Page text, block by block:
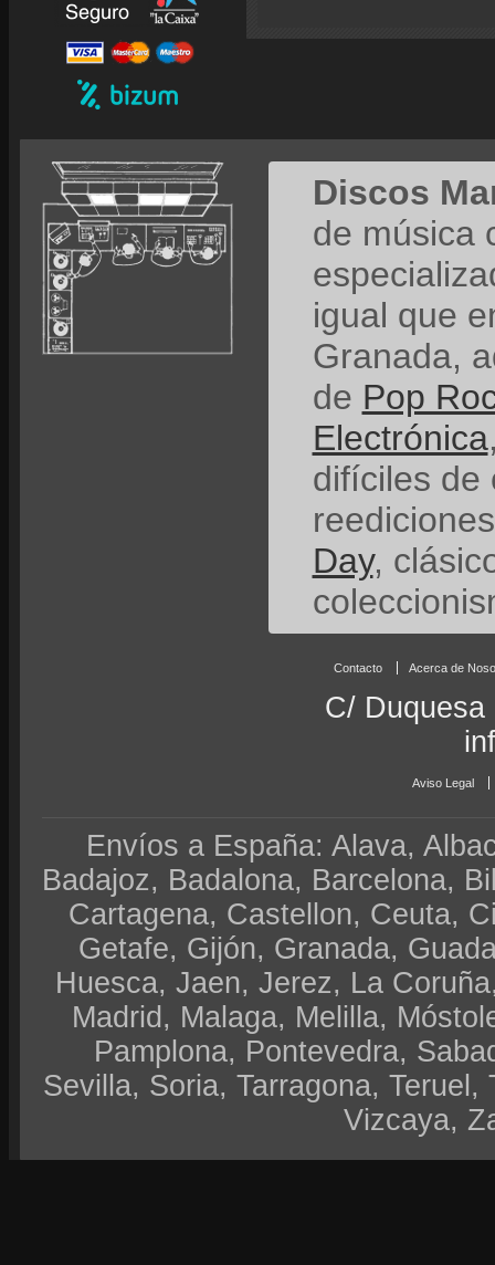
Discos
de música
igual que
Granada,
de Pop
Electrónica
difíciles de
Day,
Contacto Acerca de
C/ Duquesa
Aviso Legal
Envíos a España: Alava,
Badajoz, Badalona, Barcelona,
Cartagena, Castellon, Ceuta,
Getafe, Gijón, Granada,
Huesca, Jaen, Jerez, La
Madrid, Malaga, Melilla,
Pamplona, Pontevedra,
Sevilla, Soria, Tarragona,
Vizcaya,